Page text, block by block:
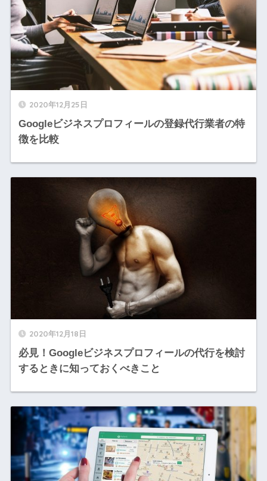
2020年12月25日
Googleビジネスプロフィールの登録代行業者の特
徴を比較
2020年12月18日
必見！Googleビジネスプロフィールの代行を検討
するときに知っておくべきこと